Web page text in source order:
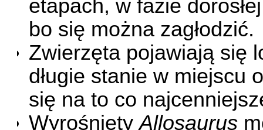
etapach, w fazie
bo się można zagłodzić.
Zwierzęta pojawiają się
długie stanie w miejscu
się na to co
WyrośniętyAllosaurus